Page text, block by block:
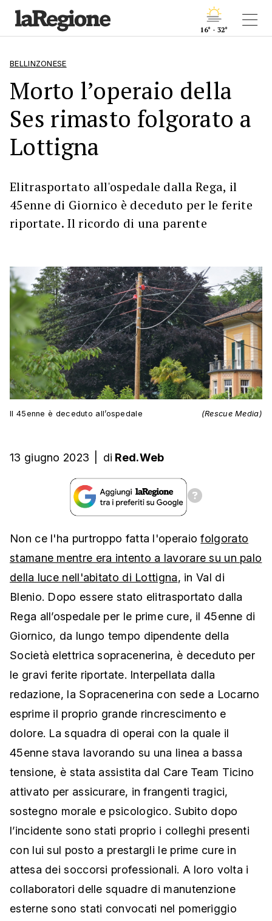
16° - 32°
BELLINZONESE
Morto l’operaio della
Ses rimasto folgorato a
Lottigna
Elitrasportato all'ospedale dalla Rega, il
45enne di Giornico è deceduto per le ferite
riportate. Il ricordo di una parente
Il 45enne è deceduto all’ospedale (Rescue Media)
13 giugno 2023 di Red.Web
Non ce l'ha purtroppo fatta l'operaiofolgorato
stamane mentre era intento a lavorare su un palo
della luce nell'abitato di Lottigna, in Val di
Blenio. Dopo essere stato elitrasportato dalla
Rega all’ospedale per le prime cure, il 45enne di
Giornico, da lungo tempo dipendente della
Società elettrica sopracenerina, è deceduto per
le gravi ferite riportate. Interpellata dalla
redazione, la Sopracenerina con sede a Locarno
esprime il proprio grande rincrescimento e
dolore. La squadra di operai con la quale il
45enne stava lavorando su una linea a bassa
tensione, è stata assistita dal Care Team Ticino
attivato per assicurare, in frangenti tragici,
sostegno morale e psicologico. Subito dopo
l’incidente sono stati proprio i colleghi presenti
con lui sul posto a prestargli le prime cure in
attesa dei soccorsi professionali. A loro volta i
collaboratori delle squadre di manutenzione
esterne sono stati convocati nel pomeriggio